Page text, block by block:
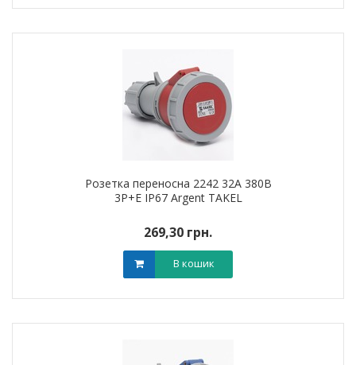
Розетка переносна 2242 32А 380В
3Р+Е IP67 Argent TAKEL
269,30 грн.
В кошик